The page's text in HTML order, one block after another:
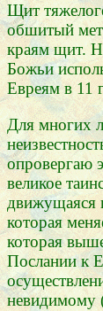
Щит
обшитый
краям щит.
Божьи
Евреям в 11
Для многих
опровергаю
великое
движущаяся
которая
которая
Послании к
невидимому